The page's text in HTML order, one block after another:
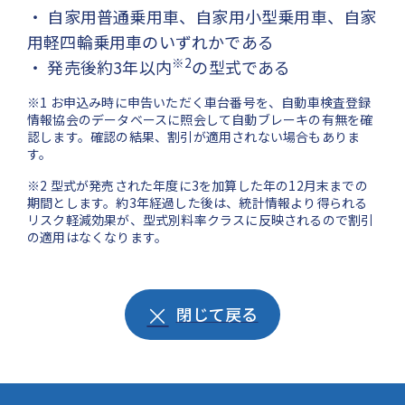
・ 自家用普通乗用車、自家用小型乗用車、自家
用軽四輪乗用車のいずれかである
・ 発売後約3年以内※2の型式である
※1 お申込み時に申告いただく車台番号を、自動車検査登録
情報協会のデータベースに照会して自動ブレーキの有無を確
認します。確認の結果、割引が適用されない場合もありま
す。
※2 型式が発売された年度に3を加算した年の12月末までの
期間とします。約3年経過した後は、統計情報より得られる
リスク軽減効果が、型式別料率クラスに反映されるので割引
の適用はなくなります。
閉じて戻る